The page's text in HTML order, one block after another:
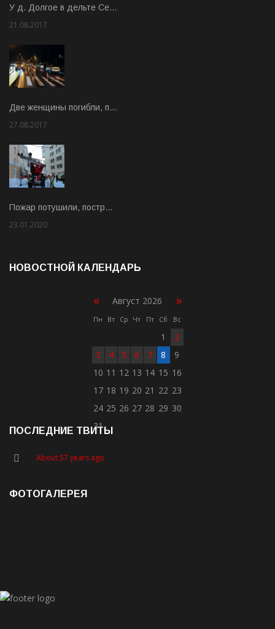
У д. Долгое в дельте Се…
21.08.2017
Две женщины погибли, п…
27.08.2017
Пожар потушили, постр…
23.01.2020
НОВОСТНОЙ КАЛЕНДАРЬ
« Август 2026 »
Пн Вт Ср Чт Пт Сб Вс
1
2
3
4 5 6 7 8
9
10 11 12 13 14 15 16
17 18 19 20 21 22 23
24 25 26 27 28 29 30
31
ПОСЛЕДНИЕ ТВИТЫ
About 57 years ago
ФОТОГАЛЕРЕЯ